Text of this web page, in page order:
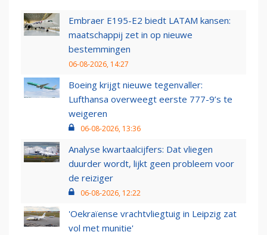
Embraer E195-E2 biedt LATAM kansen:
maatschappij zet in op nieuwe
bestemmingen
06-08-2026, 14:27
Boeing krijgt nieuwe tegenvaller:
Lufthansa overweegt eerste 777-9’s te
weigeren
06-08-2026, 13:36
Analyse kwartaalcijfers: Dat vliegen
duurder wordt, lijkt geen probleem voor
de reiziger
06-08-2026, 12:22
'Oekraïense vrachtvliegtuig in Leipzig zat
vol met munitie'